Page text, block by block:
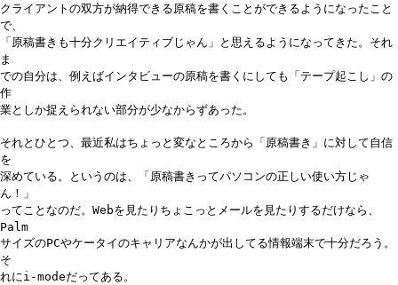
クライアントの双方が納得できる原稿を書くことができるようになったこと
で、
「原稿書きも十分クリエイティブじゃん」と思えるようになってきた。それ
ま
での自分は、例えばインタビューの原稿を書くにしても「テープ起こし」の
作
業としか捉えられない部分が少なからずあった。
それとひとつ、最近私はちょっと変なところから「原稿書き」に対して自信
を
深めている。というのは、「原稿書きってパソコンの正しい使い方じゃ
ん！」
ってことなのだ。Webを見たりちょこっとメールを見たりするだけなら、
Palm
サイズのPCやケータイのキャリアなんかが出してる情報端末で十分だろう。
そ
れにi-modeだってある。